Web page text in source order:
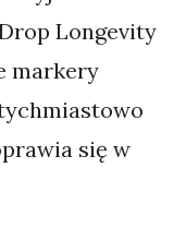
Longevity
markery
się w